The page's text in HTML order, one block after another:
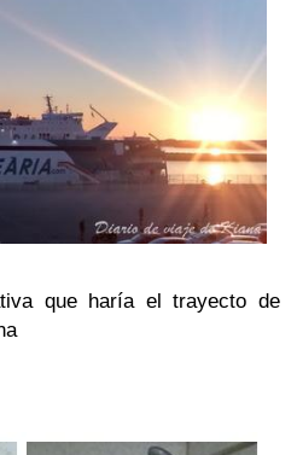
que haría el trayecto de